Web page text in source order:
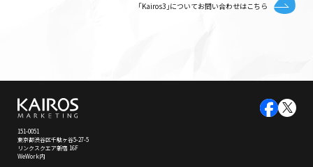
｢Kairos3｣についてお問い合わせはこちら
151-0051
東京都渋谷区千駄ヶ谷5-27-5
リンクスクエア新宿 16F
WeWork内